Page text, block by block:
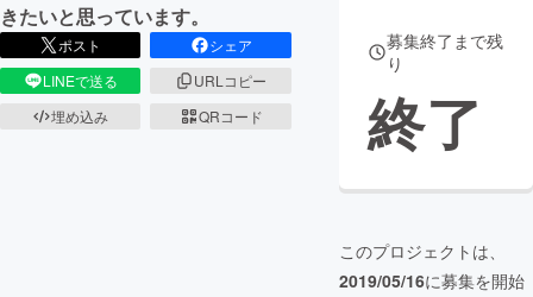
きたいと思っています。
ポスト
シェア
LINEで送る
URLコピー
埋め込み
QRコード
募集終了まで残
り
終了
このプロジェクトは、
2019/05/16に募集を開始